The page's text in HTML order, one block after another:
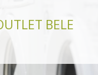
BELE